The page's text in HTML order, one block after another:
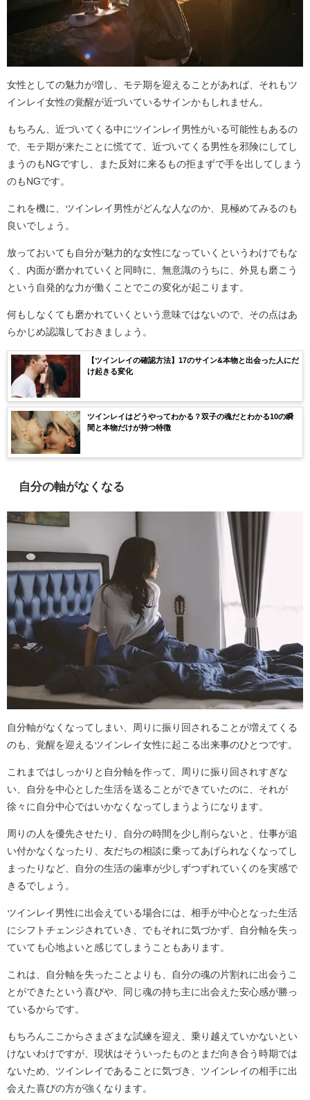
女性としての魅力が増し、モテ期を迎えることがあれば、それもツ
インレイ女性の覚醒が近づいているサインかもしれません。
もちろん、近づいてくる中にツインレイ男性がいる可能性もあるの
で、モテ期が来たことに慌てて、近づいてくる男性を邪険にしてし
まうのもNGですし、また反対に来るもの拒まずで手を出してしまう
のもNGです。
これを機に、ツインレイ男性がどんな人なのか、見極めてみるのも
良いでしょう。
放っておいても自分が魅力的な女性になっていくというわけでもな
く、内面が磨かれていくと同時に、無意識のうちに、外見も磨こう
という自発的な力が働くことでこの変化が起こります。
何もしなくても磨かれていくという意味ではないので、その点はあ
らかじめ認識しておきましょう。
【ツインレイの確認方法】17のサイン&本物と出会った人にだ
け起きる変化
ツインレイはどうやってわかる？双子の魂だとわかる10の瞬
間と本物だけが持つ特徴
自分の軸がなくなる
自分軸がなくなってしまい、周りに振り回されることが増えてくる
のも、覚醒を迎えるツインレイ女性に起こる出来事のひとつです。
これまではしっかりと自分軸を作って、周りに振り回されすぎな
い、自分を中心とした生活を送ることができていたのに、それが
徐々に自分中心ではいかなくなってしまうようになります。
周りの人を優先させたり、自分の時間を少し削らないと、仕事が追
い付かなくなったり、友だちの相談に乗ってあげられなくなってし
まったりなど、自分の生活の歯車が少しずつずれていくのを実感で
きるでしょう。
ツインレイ男性に出会えている場合には、相手が中心となった生活
にシフトチェンジされていき、でもそれに気づかず、自分軸を失っ
ていても心地よいと感じてしまうこともあります。
これは、自分軸を失ったことよりも、自分の魂の片割れに出会うこ
とができたという喜びや、同じ魂の持ち主に出会えた安心感が勝っ
ているからです。
もちろんここからさまざまな試練を迎え、乗り越えていかないとい
けないわけですが、現状はそういったものとまだ向き合う時期では
ないため、ツインレイであることに気づき、ツインレイの相手に出
会えた喜びの方が強くなります。